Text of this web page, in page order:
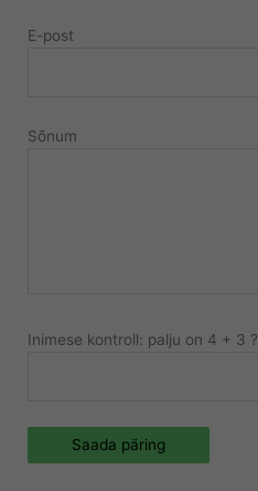
E-post
Sõnum
Inimese kontroll: palju on 4 + 3 ?
Saada päring